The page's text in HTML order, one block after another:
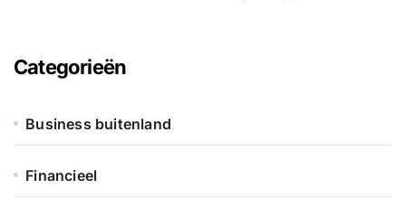
Categorieën
Business buitenland
Financieel